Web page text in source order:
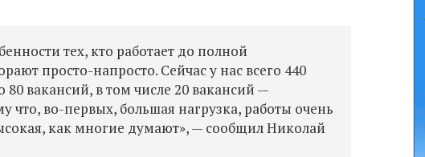
тех, кто работает до полной
просто-напросто. Сейчас у нас всего 440
вакансий, в том числе 20 вакансий —
что, во-первых, большая нагрузка, работы очень
как многие думают», — сообщил Николай